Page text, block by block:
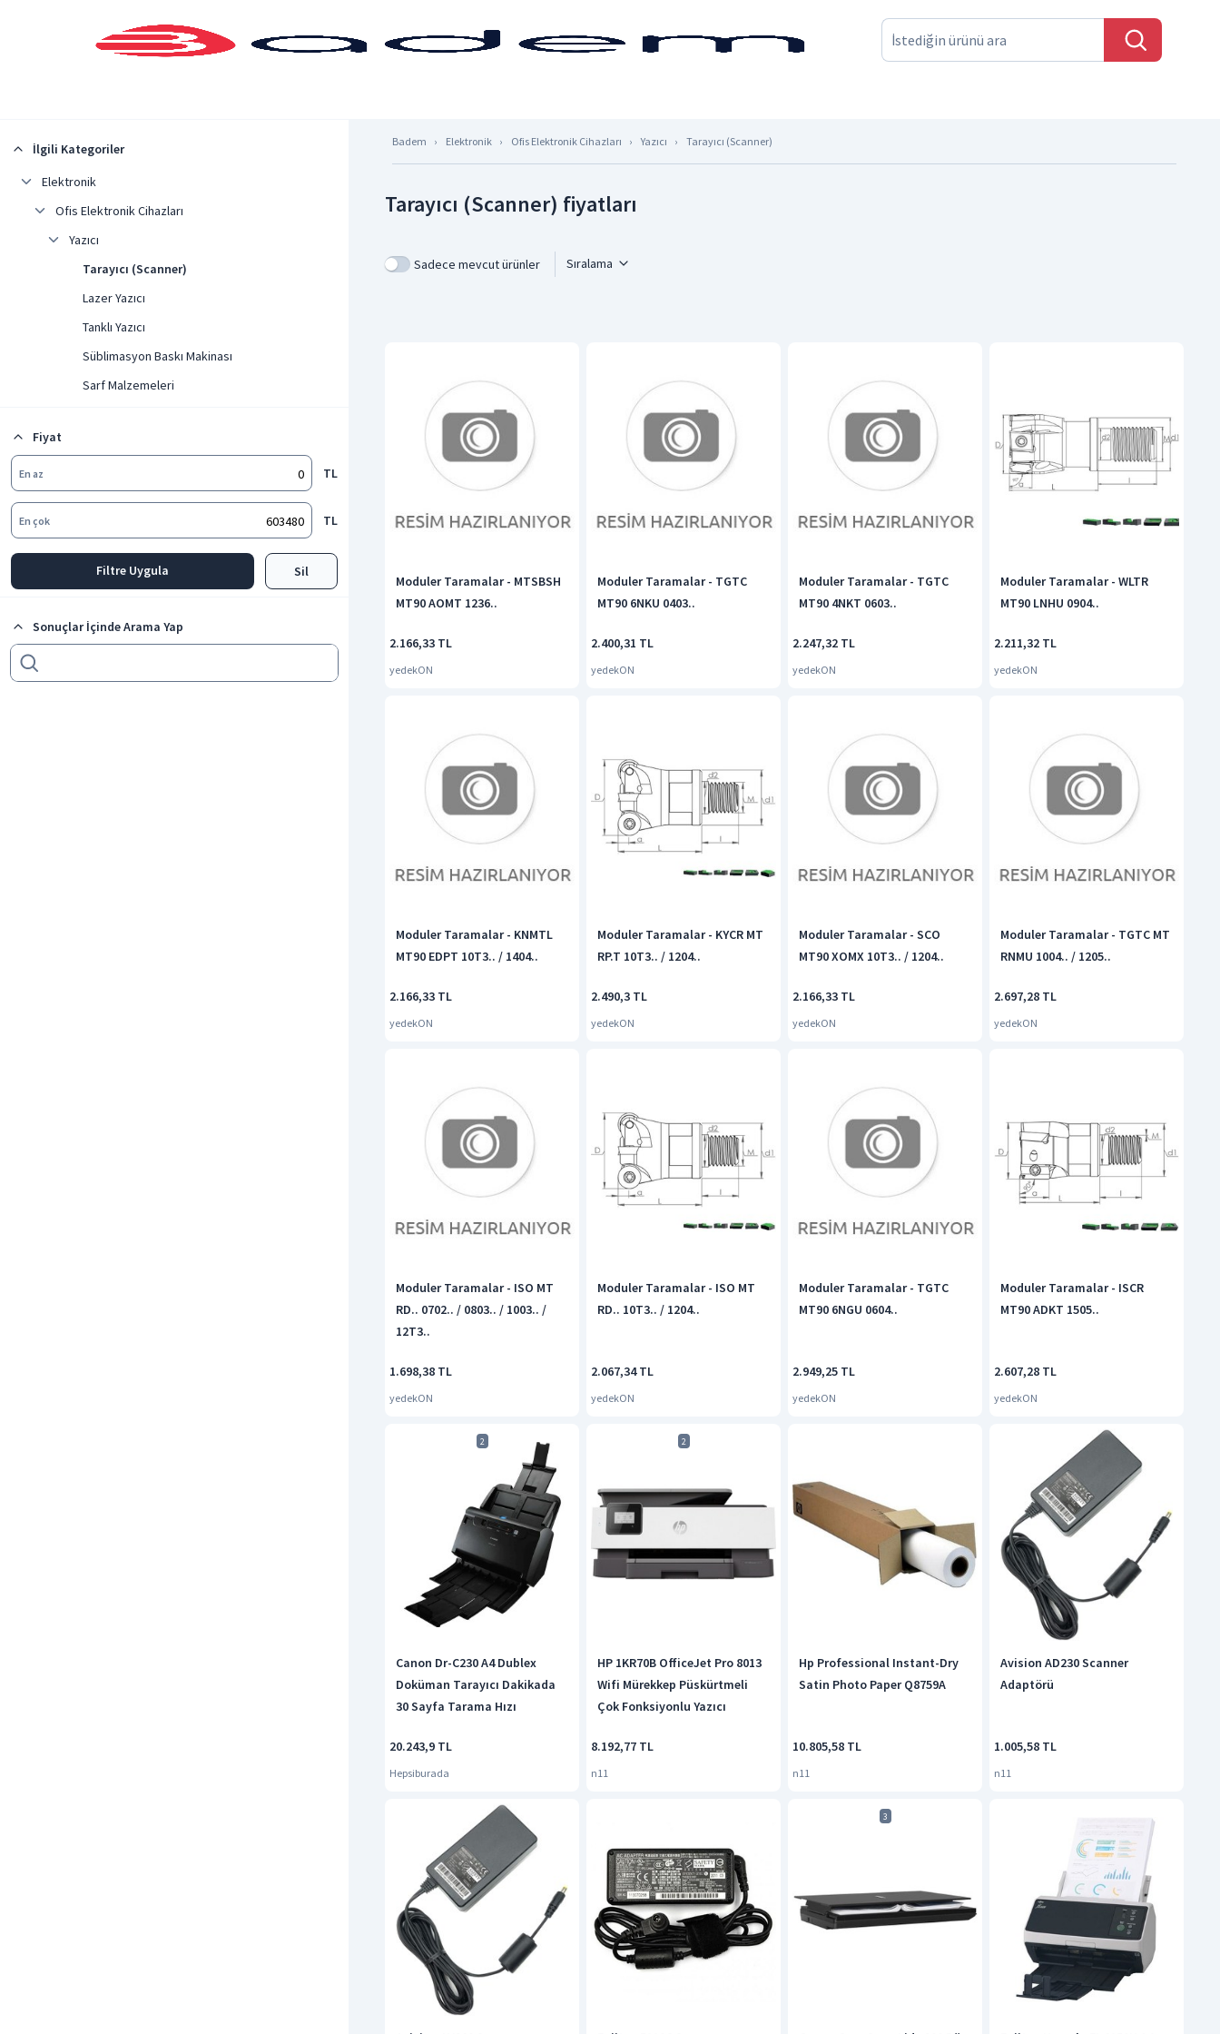
İlgili Kategoriler
Elektronik
Ofis Elektronik Cihazları
Yazıcı
Tarayıcı (Scanner)
Lazer Yazıcı
Tanklı Yazıcı
Süblimasyon Baskı Makinası
Sarf Malzemeleri
Fiyat
En az TL
En çok TL
Filtre Uygula Sil
Sonuçlar İçinde Arama Yap
Badem Elektronik Ofis Elektronik Cihazları Yazıcı Tarayıcı (Scanner)
Tarayıcı (Scanner) fiyatları
Sadece mevcut ürünler Sıralama
Moduler Taramalar - MTSBSH
MT90 AOMT 1236..
2.166,33 TL
yedekON
Moduler Taramalar - TGTC
MT90 6NKU 0403..
2.400,31 TL
yedekON
Moduler Taramalar - TGTC
MT90 4NKT 0603..
2.247,32 TL
yedekON
Moduler Taramalar - WLTR
MT90 LNHU 0904..
2.211,32 TL
yedekON
Moduler Taramalar - KNMTL
MT90 EDPT 10T3.. / 1404..
2.166,33 TL
yedekON
Moduler Taramalar - KYCR MT
RP.T 10T3.. / 1204..
2.490,3 TL
yedekON
Moduler Taramalar - SCO
MT90 XOMX 10T3.. / 1204..
2.166,33 TL
yedekON
Moduler Taramalar - TGTC MT
RNMU 1004.. / 1205..
2.697,28 TL
yedekON
Moduler Taramalar - ISO MT
RD.. 0702.. / 0803.. / 1003.. /
12T3..
1.698,38 TL
yedekON
Moduler Taramalar - ISO MT
RD.. 10T3.. / 1204..
2.067,34 TL
yedekON
Moduler Taramalar - TGTC
MT90 6NGU 0604..
2.949,25 TL
yedekON
Moduler Taramalar - ISCR
MT90 ADKT 1505..
2.607,28 TL
yedekON
2
Canon Dr-C230 A4 Dublex
Doküman Tarayıcı Dakikada
30 Sayfa Tarama Hızı
20.243,9 TL
Hepsiburada
2
HP 1KR70B OfficeJet Pro 8013
Wifi Mürekkep Püskürtmeli
Çok Fonksiyonlu Yazıcı
8.192,77 TL
n11
Hp Professional Instant-Dry
Satin Photo Paper Q8759A
10.805,58 TL
n11
Avision AD230 Scanner
Adaptörü
1.005,58 TL
n11
3